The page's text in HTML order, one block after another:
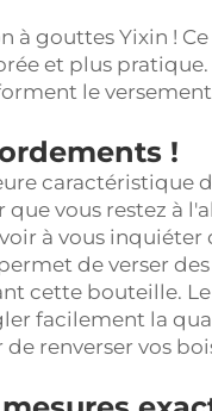
à gouttes Yixin !
et plus
le
!
caractéristique
que vous restez à
à vous
de verser
cette bouteille.
facilement la
renverser vos